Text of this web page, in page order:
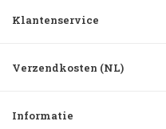
Klantenservice
Verzendkosten (NL)
Informatie